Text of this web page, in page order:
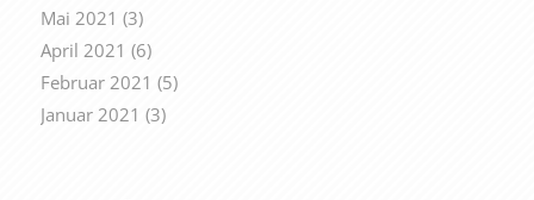
Mai 2021 (3)
April 2021 (6)
Februar 2021 (5)
Januar 2021 (3)